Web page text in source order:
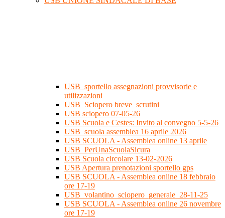
USB_sportello assegnazioni provvisorie e
utilizzazioni
USB_Sciopero breve_scrutini
USB sciopero 07-05-26
USB Scuola e Cestes: Invito al convegno 5-5-26
USB_scuola assemblea 16 aprile 2026
USB SCUOLA - Assemblea online 13 aprile
USB_PerUnaScuolaSicura
USB Scuola circolare 13-02-2026
USB Apertura prenotazioni sportello gps
USB SCUOLA - Assemblea online 18 febbraio
ore 17-19
USB_volantino_sciopero_generale_28-11-25
USB SCUOLA - Assemblea online 26 novembre
ore 17-19